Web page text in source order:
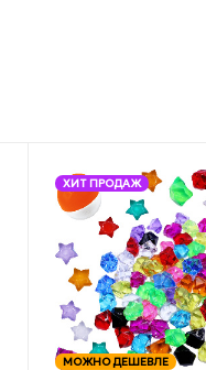
ХИТ ПРОДАЖ
МОЖНО ДЕШЕВЛЕ